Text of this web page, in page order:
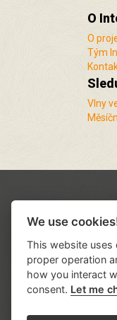
O
O
Tým
Vlny
We use
This website uses
proper operation
how you interact
consent. Let me